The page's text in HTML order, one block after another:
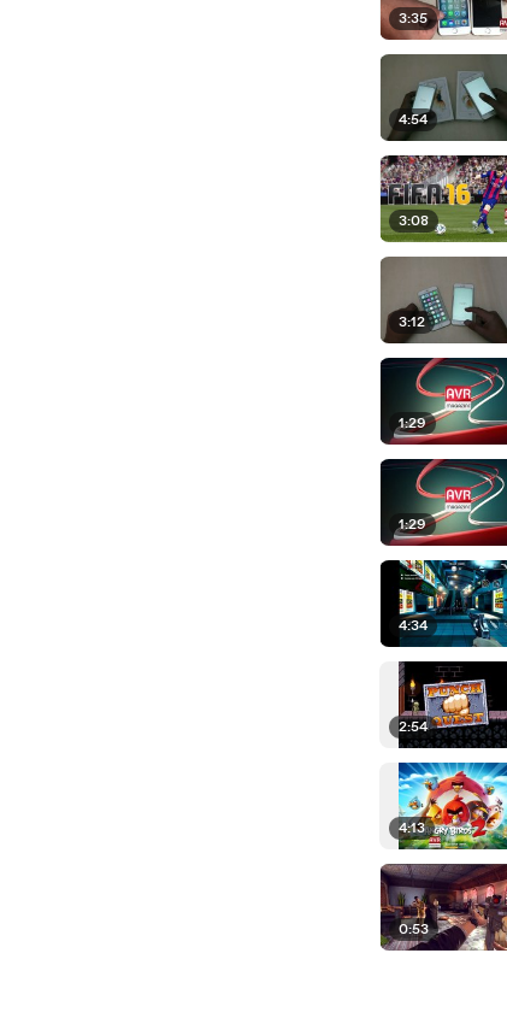
3:35
4:54
3:08
3:12
1:29
1:29
4:34
2:54
4:13
0:53